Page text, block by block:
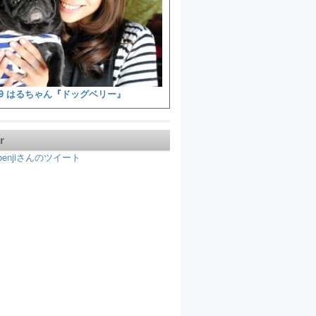
はるちゃん『ドッグベリー』
さんのツイート